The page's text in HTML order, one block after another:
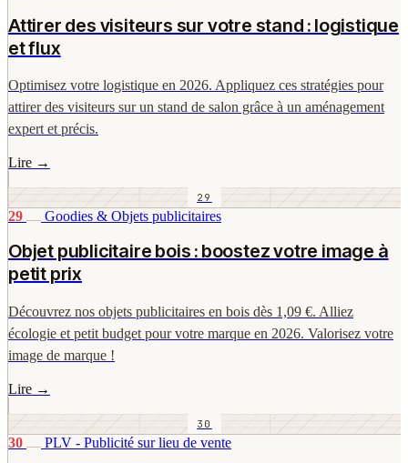
Attirer des visiteurs sur votre stand : logistique
et flux
Optimisez votre logistique en 2026. Appliquez ces stratégies pour
attirer des visiteurs sur un stand de salon grâce à un aménagement
expert et précis.
Lire →
29
29 Goodies & Objets publicitaires
Objet publicitaire bois : boostez votre image à
petit prix
Découvrez nos objets publicitaires en bois dès 1,09 €. Alliez
écologie et petit budget pour votre marque en 2026. Valorisez votre
image de marque !
Lire →
30
30 PLV - Publicité sur lieu de vente